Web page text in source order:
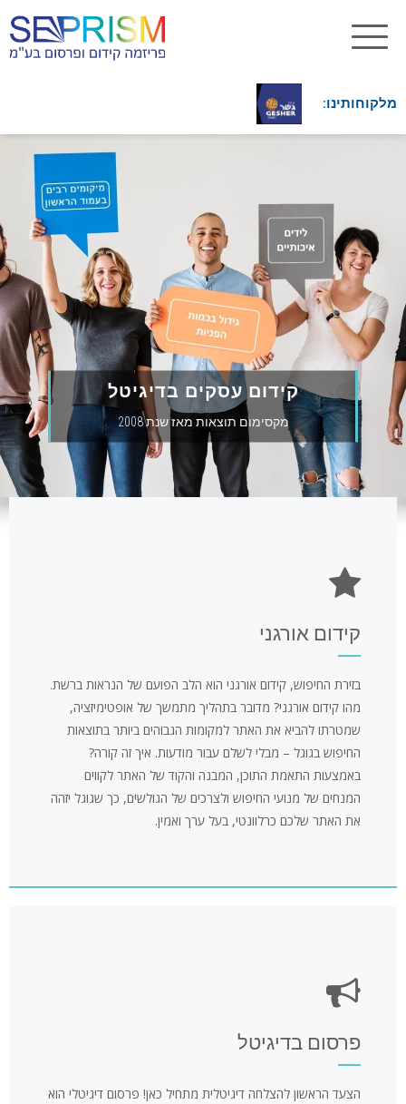
מלקוחותינו:
קידום עסקים בדיגיטל
מקסימום תוצאות מאז שנת 2008
קידום אורגני
בזירת החיפוש, קידום אורגני הוא הלב הפועם של הנראות ברשת.
מהו קידום אורגני? מדובר בתהליך מתמשך של אופטימיזציה,
שמטרתו להביא את האתר למקומות הגבוהים ביותר בתוצאות
החיפוש בגוגל – מבלי לשלם עבור מודעות. איך זה קורה?
באמצעות התאמת התוכן, המבנה והקוד של האתר לקווים
המנחים של מנועי החיפוש ולצרכים של הגולשים, כך שגוגל יזהה
את האתר שלכם כרלוונטי, בעל ערך ואמין.
פרסום בדיגיטל
הצעד הראשון להצלחה דיגיטלית מתחיל כאן! פרסום דיגיטלי הוא